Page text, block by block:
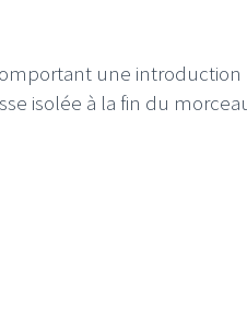
une introduction
isolée à la fin du